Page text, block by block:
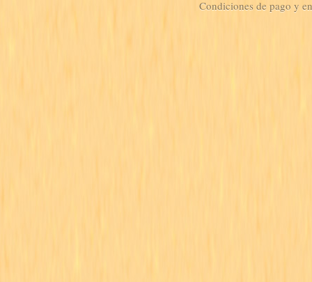
Condiciones de pago y